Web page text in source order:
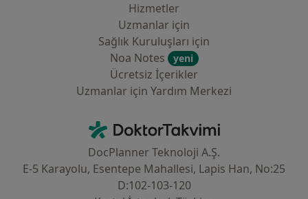
Hizmetler
Uzmanlar için
Sağlık Kuruluşları için
Noa Notes
yeni
Ücretsiz İçerikler
Uzmanlar için Yardım Merkezi
DoktorTakvimi - Ana Sayfa
DocPlanner Teknoloji A.Ş.
E-5 Karayolu, Esentepe Mahallesi, Lapis Han, No:25
D:102-103-120